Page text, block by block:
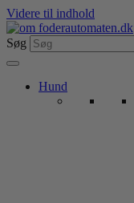
Videre til indhold
Søg
Hund